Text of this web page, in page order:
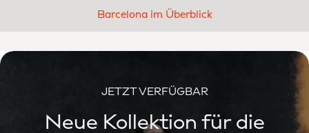
Barcelona im Überblick
JETZT VERFÜGBAR
Neue Kollektion für die